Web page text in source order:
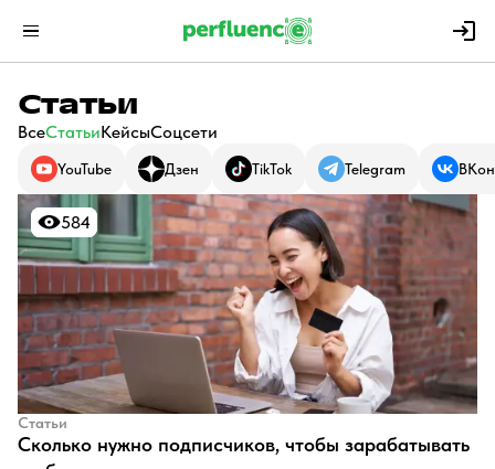
Статьи
ВсеСтатьиКейсыСоцсети
YouTube Дзен TikTok Telegram
584
584
Статьи
​Сколько нужно подписчиков, чтобы зарабатывать